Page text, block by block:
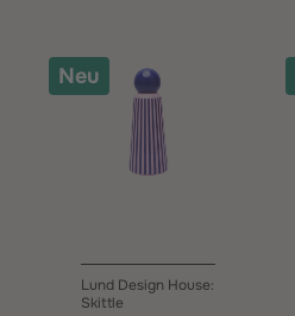
Neu
Lund Design House:
Skittle